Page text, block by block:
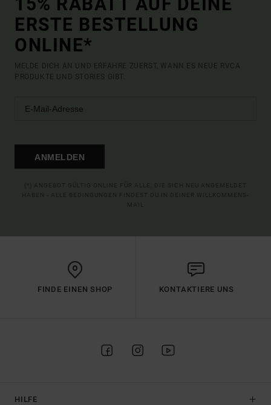
ERSTE BESTELLUNG
ONLINE*
MELDE DICH AN UND ERFAHRE ZUERST, WANN ES NEUE RVCA
PRODUKTE UND STORIES GIBT.
ANMELDEN
FINDE EINEN SHOP KONTAKTIERE UNS
HILFE